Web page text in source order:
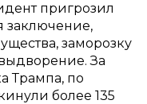
пригрозил
заморозку
За
Трампа, по
более 135